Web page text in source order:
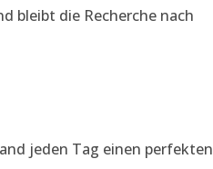
bleibt die Recherche nach
jeden Tag einen perfekten